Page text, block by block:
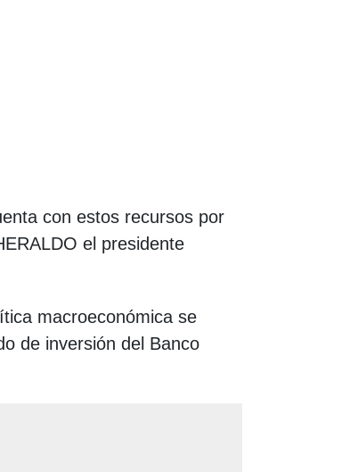
con estos recursos por
el presidente
macroeconómica se
de inversión del Banco